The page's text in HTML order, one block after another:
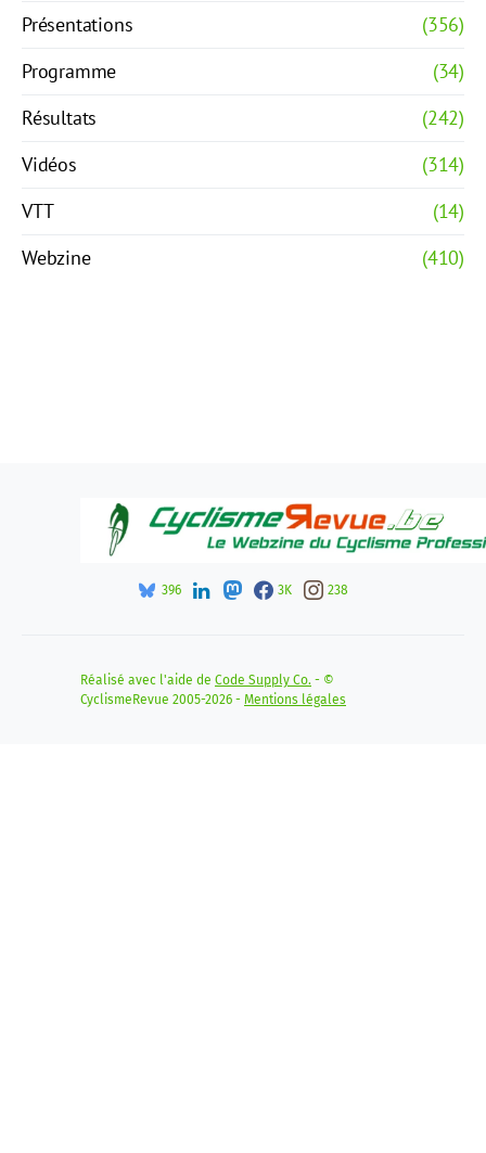
Présentations
(356)
Programme
(34)
Résultats
(242)
Vidéos
(314)
VTT
(14)
Webzine
(410)
396 3K 238
Réalisé avec l'aide de Code Supply Co. - ©
CyclismeRevue 2005-2026 - Mentions légales